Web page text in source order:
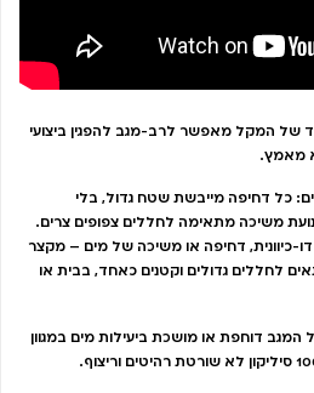
של המקל מאפשר לרב-מגב להפגין ביצועי
מאמץ.
כל דחיפה מייבשת שטח גדול, בלי
משיכה מתאימה לחללים צפופים צרים.
כיוונית, דחיפה או משיכה של מים – מקצר
לחללים גדולים וקטנים כאחד, בבית או
המגב דוחפת או מושכת ביעילות מים במגוון